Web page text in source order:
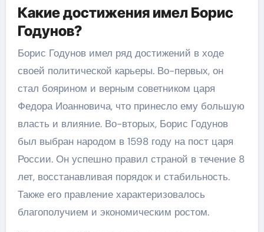
Какие достижения имел Борис
Годунов?
Борис Годунов имел ряд достижений в ходе
своей политической карьеры. Во-первых, он
стал боярином и верным советником царя
Федора Иоанновича, что принесло ему большую
власть и влияние. Во-вторых, Борис Годунов
был выбран народом в 1598 году на пост царя
России. Он успешно правил страной в течение 8
лет, восстанавливая порядок и стабильность.
Также его правление характеризовалось
благополучием и экономическим ростом.